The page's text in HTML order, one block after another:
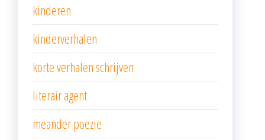
kinderen
kinderverhalen
korte verhalen schrijven
literair agent
meander poezie